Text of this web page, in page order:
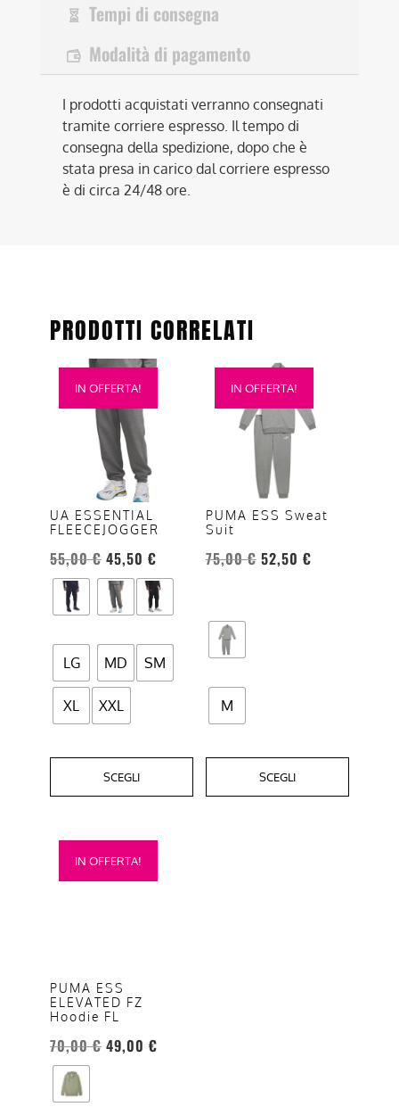
Tempi di consegna
Modalità di pagamento
I prodotti acquistati verranno consegnati
tramite corriere espresso. Il tempo di
consegna della spedizione, dopo che è
stata presa in carico dal corriere espresso
è di circa 24/48 ore.
PRODOTTI CORRELATI
IN OFFERTA!
UA ESSENTIAL
FLEECEJOGGER
55,00€ 45,50 €
LG MD SM
XL XXL
SCEGLI
Questo
prodotto
varianti.
opzioni
possono
essere
scelte
nella
del
prodotto
IN OFFERTA!
PUMA ESS Sweat
Suit
75,00€ 52,50 €
M
SCEGLI
Questo
prodotto
varianti.
opzioni
possono
essere
pagina
del
IN OFFERTA!
PUMA ESS
ELEVATED FZ
Hoodie FL
70,00€ 49,00 €
Questo
prodotto
opzioni
possono
essere
scelte
nella
pagina